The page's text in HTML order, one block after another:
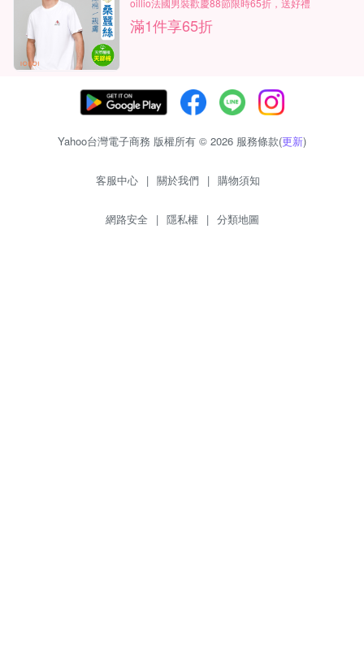
oillio法國男裝歡慶88節限時65折，送好禮
滿1件享65折
Yahoo台灣電子商務 版權所有 © 2026 服務條款(更新)
客服中心 | 關於我們 | 購物須知
網路安全 | 隱私權 | 分類地圖